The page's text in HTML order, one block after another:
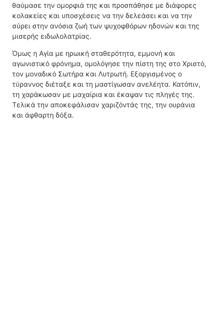
θαύμασε την ομορφιά της και προσπάθησε με διάφορες
κολακείες και υποσχέσεις να την δελεάσει και να την
σύρει στην ανόσια ζωή των ψυχοφθόρων ηδονών και της
μισερής ειδωλολατρίας.
Όμως η Αγία με ηρωική σταθερότητα, εμμονή και
αγωνιστικό φρόνημα, ομολόγησε την πίστη της στο Χριστό,
τον μοναδικό Σωτήρα και Λυτρωτή. Εξοργισμένος ο
τύραννος διέταξε και τη μαστίγωσαν ανελέητα. Κατόπιν,
τη χαράκωσαν με μαχαίρια και έκαψαν τις πληγές της.
Τελικά την αποκεφάλισαν χαριζόντάς της, την ουράνια
και άφθαρτη δόξα.